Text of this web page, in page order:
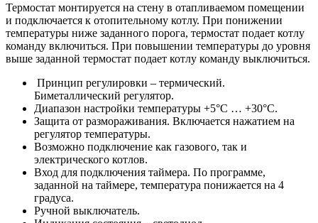
Термостат монтируется на стену в отапливаемом помещении
и подключается к отопительному котлу. При понижении
температуры ниже заданного порога, термостат подает котлу
команду включиться. При повышении температуры до уровня
выше заданной термостат подает котлу команду выключиться.
Принцип регулировки – термический.
Биметаллический регулятор.
Диапазон настройки температуры +5°C … +30°C.
Защита от размораживания. Включается нажатием на
регулятор температуры.
Возможно подключение как газового, так и
электрического котлов.
Вход для подключения таймера. По программе,
заданной на таймере, температура понижается на 4
градуса.
Ручной выключатель.